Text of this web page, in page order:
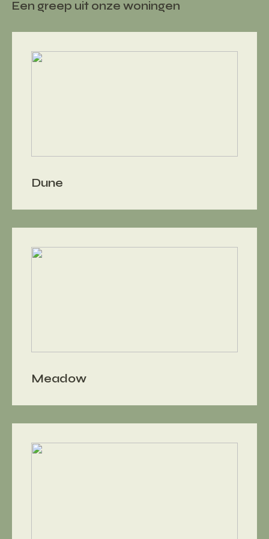
Een greep uit onze woningen
Dune
Meadow